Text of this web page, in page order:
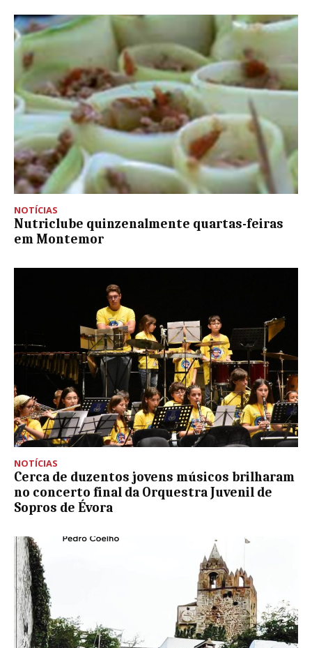
NOTÍCIAS
Nutriclube quinzenalmente quartas-feiras
em Montemor
NOTÍCIAS
Cerca de duzentos jovens músicos brilharam
no concerto final da Orquestra Juvenil de
Sopros de Évora